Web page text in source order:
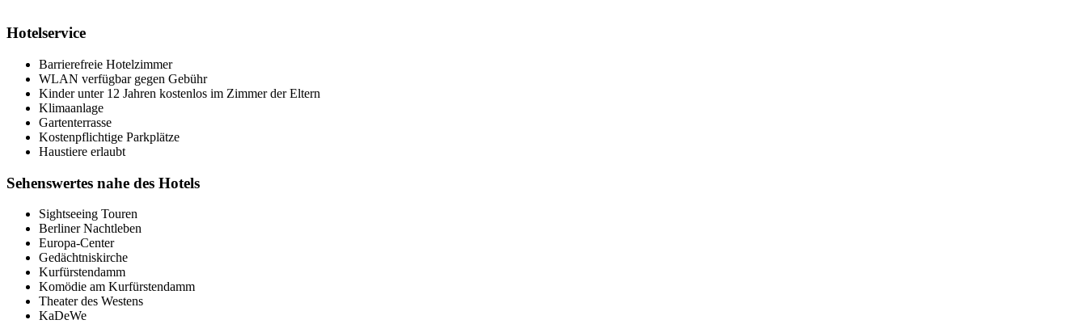
Hotelservice
Barrierefreie Hotelzimmer
WLAN verfügbar gegen Gebühr
Kinder unter 12 Jahren kostenlos im Zimmer der Eltern
Klimaanlage
Gartenterrasse
Kostenpflichtige Parkplätze
Haustiere erlaubt
Sehenswertes nahe des Hotels
Sightseeing Touren
Berliner Nachtleben
Europa-Center
Gedächtniskirche
Kurfürstendamm
Komödie am Kurfürstendamm
Theater des Westens
KaDeWe